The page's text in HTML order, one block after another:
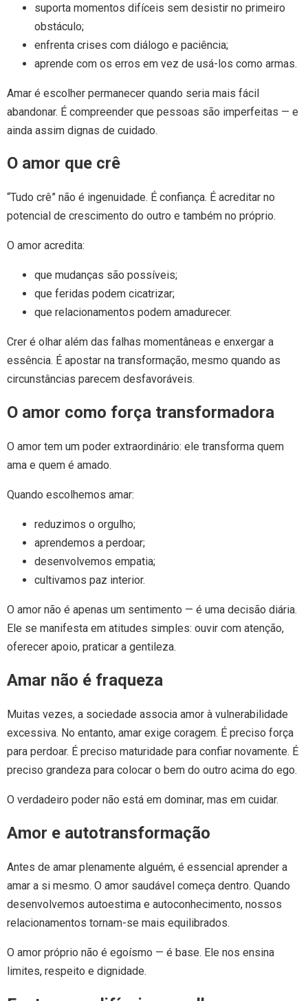
suporta momentos difíceis sem desistir no primeiro
obstáculo;
enfrenta crises com diálogo e paciência;
aprende com os erros em vez de usá-los como armas.
Amar é escolher permanecer quando seria mais fácil
abandonar. É compreender que pessoas são imperfeitas — e
ainda assim dignas de cuidado.
O amor que crê
“Tudo crê” não é ingenuidade. É confiança. É acreditar no
potencial de crescimento do outro e também no próprio.
O amor acredita:
que mudanças são possíveis;
que feridas podem cicatrizar;
que relacionamentos podem amadurecer.
Crer é olhar além das falhas momentâneas e enxergar a
essência. É apostar na transformação, mesmo quando as
circunstâncias parecem desfavoráveis.
O amor como força transformadora
O amor tem um poder extraordinário: ele transforma quem
ama e quem é amado.
Quando escolhemos amar:
reduzimos o orgulho;
aprendemos a perdoar;
desenvolvemos empatia;
cultivamos paz interior.
O amor não é apenas um sentimento — é uma decisão diária.
Ele se manifesta em atitudes simples: ouvir com atenção,
oferecer apoio, praticar a gentileza.
Amar não é fraqueza
Muitas vezes, a sociedade associa amor à vulnerabilidade
excessiva. No entanto, amar exige coragem. É preciso força
para perdoar. É preciso maturidade para confiar novamente. É
preciso grandeza para colocar o bem do outro acima do ego.
O verdadeiro poder não está em dominar, mas em cuidar.
Amor e autotransformação
Antes de amar plenamente alguém, é essencial aprender a
amar a si mesmo. O amor saudável começa dentro. Quando
desenvolvemos autoestima e autoconhecimento, nossos
relacionamentos tornam-se mais equilibrados.
O amor próprio não é egoísmo — é base. Ele nos ensina
limites, respeito e dignidade.